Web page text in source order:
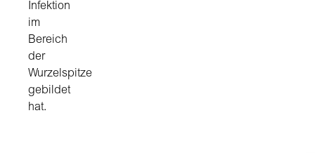
Infektion
im
Bereich
der
Wurzelspitze
gebildet
hat.